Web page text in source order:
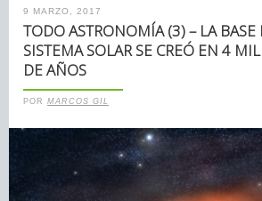
9 MARZO, 2017
TODO ASTRONOMÍA (3) – LA BASE
SISTEMA SOLAR SE CREÓ EN 4
DE AÑOS
POR MARCOS GIL